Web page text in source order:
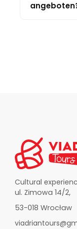
Cultural
ul. Zimowa 14/2,
53-018 Wrocław